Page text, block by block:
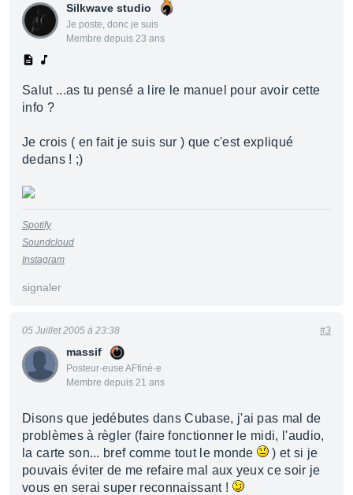
Silkwave studio
Je poste, donc je suis
Membre depuis 23 ans
Salut ...as tu pensé a lire le manuel pour avoir cette
info ?
Je crois ( en fait je suis sur ) que c'est expliqué
dedans ! ;)
Spotify
Soundcloud
Instagram
signaler
massif
Posteur·euse AFfiné·e
Membre depuis 21 ans
05 Juillet 2005 à 23:38 #3
Disons que jedébutes dans Cubase, j'ai pas mal de
problèmes à règler (faire fonctionner le midi, l'audio,
la carte son... bref comme tout le monde
) et si je
pouvais éviter de me refaire mal aux yeux ce soir je
vous en serai super reconnaissant !